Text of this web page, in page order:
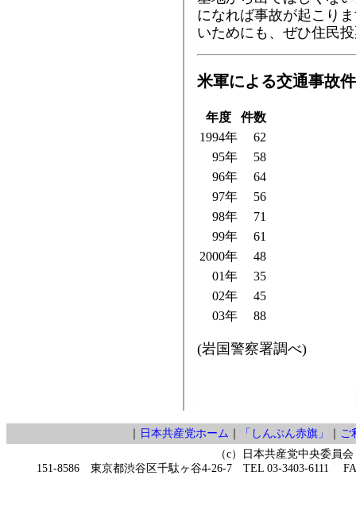
になれば事故が起こり
いためにも、ぜひ住民
米軍による交通事故
年度
件数
1994年
62
95年
58
96年
64
97年
56
98年
71
99年
61
2000年
48
01年
35
02年
45
03年
88
(岩国警察署調べ)
｜ 日本共産党ホーム ｜ 「しんぶん赤旗」 ｜ ご
（c）日本共産党中央委員会
151-8586 東京都渋谷区千駄ヶ谷4-26-7 TEL 03-3403-6111